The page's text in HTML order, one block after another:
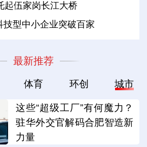
起伍家岗长江大桥
技型中小企业突破百家
最新推荐
体育 环创 城市
这些“超级工厂”有何魔力？
驻华外交官解码合肥智造新
力量